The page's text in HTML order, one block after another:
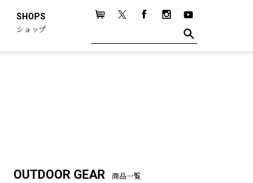
SHOPS
ショップ
OUTDOOR GEAR 商品一覧